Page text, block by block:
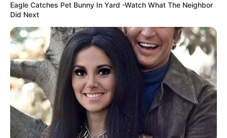
Eagle Catches Pet Bunny In Yard -Watch What The Neighbor
Did Next